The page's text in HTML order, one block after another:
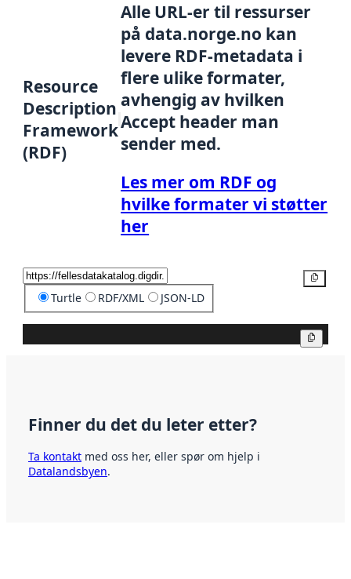
Resource
Description
Framework
(RDF)
Alle URL-er til ressurser
på data.norge.no kan
levere RDF-metadata i
flere ulike formater,
avhengig av hvilken
Accept header man
sender med.
Les mer om RDF og
hvilke formater vi støtter
her
Turtle RDF/XML JSON-LD
Finner du det du leter etter?
Ta kontakt med oss her, eller spør om hjelp i
Datalandsbyen.